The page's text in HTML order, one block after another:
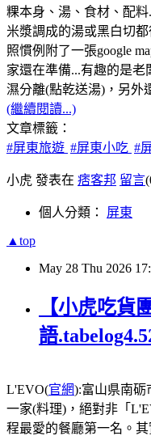
粿本身、湯、食材、配
米漿調成的湯或黑白切
照慣例附了一張google
家還在準備...有趣的是
濕分離(點乾送湯)，另外
(繼續閱讀...)
文章標籤：
#屏東旅遊 #屏東小吃 #
小虎 發表在 痞客邦 留言
個人分類： 屏東
▲top
May 28 Thu 2026
【小虎吃
語
L'EVO(官網):富山県南砺
一家(料理)，絕對非「
程最愛的餐廳第一名。